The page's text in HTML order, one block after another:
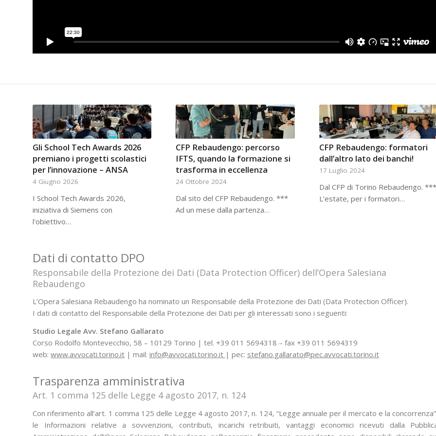
Gli School Tech Awards 2026
premiano i progetti scolastici
per l’innovazione – ANSA
4 Giugno 2026
I School Tech Awards 2026,
iniziativa di Siemens con
l'obiettivo…
CFP Rebaudengo: percorso
IFTS, quando la formazione si
trasforma in eccellenza
24 Ottobre 2024
Dal sito del CFP Rebaudengo. ***
Ad un mese dalla partenza…
CFP Rebaudengo: formatori
dall’altro lato dei banchi!
17 Luglio 2024
Dal CFP di Torino Rebaudengo. ***
L’estate, per i formatori…
Dati di contatto DPO
Responsabile della Protezione dei Dati (Data Protection Officer) dell’Opera Salesiana
Rebaudengo
L’Opera Salesiana Rebaudengo ha nominato un Responsabile della Protezione dei Dati (Data Protection Officer).
I dati di contatto del Responsabile della Protezione dei Dati per gli interessati sono i seguenti:
Studio Legale Avv. Stefano Gallarato
Corso Rodolfo Montevecchio, 58 – 10129 Torino | tel. +39 011 5694318 – fax +39 011 5694319
web: www.avvocati.torino.it | mail: info@avvocati.torino.it | pec: stefano.gallarato@pec.avvocati.torino.it
Trasparenza amministrativa
Art. 1 comma 125 delle Legge 4 agosto 2017, n. 124
Con riferimento all’art. 1 comma 125 delle Legge 4 agosto 2017, n. 124, “Legge annuale per il mercato e la
le Informazioni relative a sovvenzioni, contributi, incarichi retribuiti, vantaggi economici ricevuti dalla